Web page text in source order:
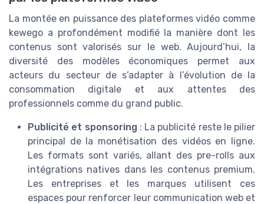
La montée en puissance des plateformes vidéo comme
kewego a profondément modifié la manière dont les
contenus sont valorisés sur le web. Aujourd’hui, la
diversité des modèles économiques permet aux
acteurs du secteur de s’adapter à l’évolution de la
consommation digitale et aux attentes des
professionnels comme du grand public.
Publicité et sponsoring : La publicité reste le pilier
principal de la monétisation des vidéos en ligne.
Les formats sont variés, allant des pre-rolls aux
intégrations natives dans les contenus premium.
Les entreprises et les marques utilisent ces
espaces pour renforcer leur communication web et